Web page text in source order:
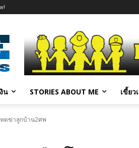
น STORIES ABOUT ME เขี้ยว
ดฆ่าลูกบ้าน2ศพ